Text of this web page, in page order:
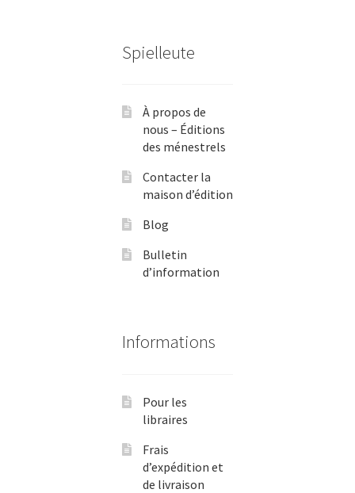
Spielleute
À propos de
nous – Éditions
des ménestrels
Contacter la
maison d’édition
Blog
Bulletin
d’information
Informations
Pour les
libraires
Frais
d’expédition et
de livraison